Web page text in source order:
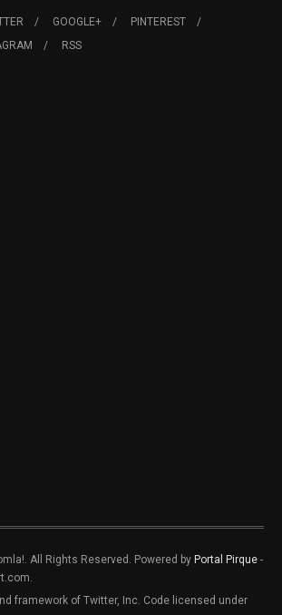
GOOGLE+
PINTEREST
RSS
All Rights Reserved. Powered by Portal Pirque -
framework of Twitter, Inc. Code licensed under